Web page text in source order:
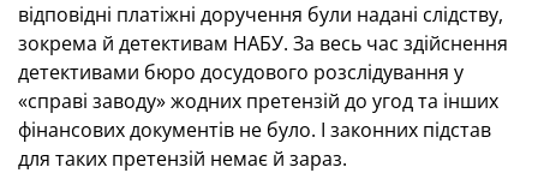
відповідні платіжні доручення були надані слідству,
зокрема й детективам НАБУ. За весь час здійснення
детективами бюро досудового розслідування у
«справі заводу» жодних претензій до угод та інших
фінансових документів не було. І законних підстав
для таких претензій немає й зараз.